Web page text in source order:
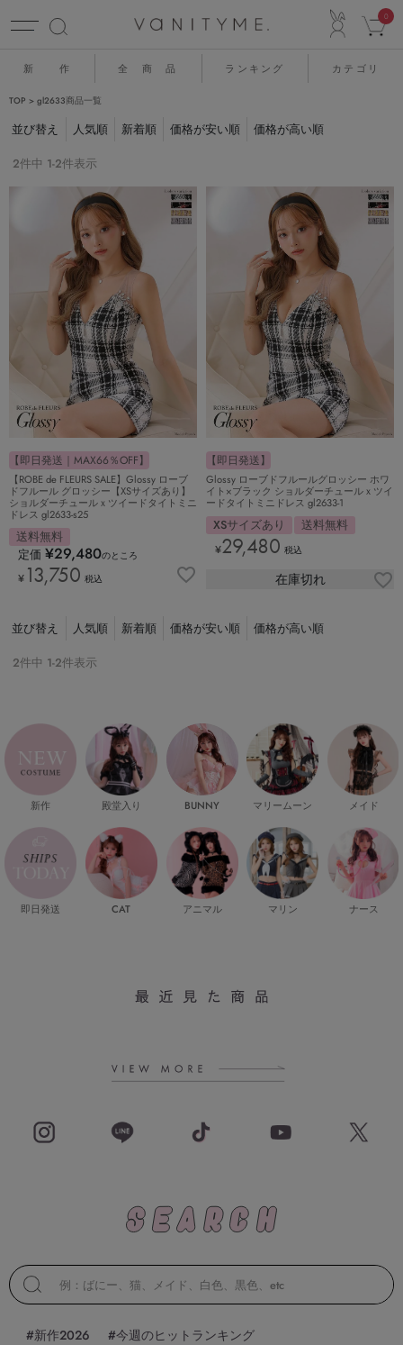
0
新 作 全 商 品 ランキング カテゴリ
TOP gl2633商品一覧
並び替え 人気順 新着順 価格が安い順
価格が高い順
2件中 1-2件表示
【即日発送｜MAX66％OFF】
【ROBE de FLEURS SALE】Glossy ローブ
ドフルール グロッシー【XSサイズあり】
ショルダーチュールｘツイードタイトミニ
ドレス gl2633-s25
送料無料
定価 ¥29,480のところ
¥ 13,750 税込
【即日発送】
Glossy ローブドフルールグロッシー ホワ
イト×ブラック ショルダーチュールｘツイ
ードタイトミニドレス gl2633-1
XSサイズあり 送料無料
¥29,480 税込
在庫切れ
並び替え 人気順 新着順 価格が安い順
価格が高い順
2件中 1-2件表示
新作
即日発送
殿堂入り
CAT
BUNNY
アニマル
マリームーン
マリン
メイド
ナース
#新作2026 #今週のヒットランキング